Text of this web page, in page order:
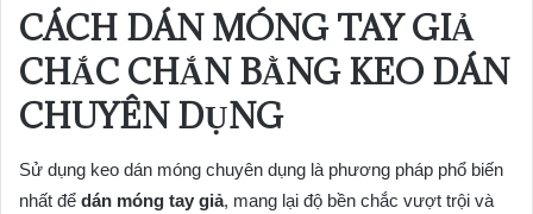
CÁCH DÁN MÓNG TAY GIẢ
CHẮC CHẮN BẰNG KEO DÁN
CHUYÊN DỤNG
Sử dụng keo dán móng chuyên dụng là phương pháp phổ biến
nhất để dán móng tay giả, mang lại độ bền chắc vượt trội và